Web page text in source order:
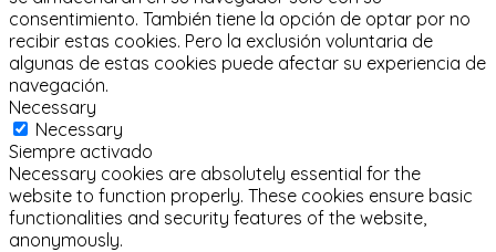
consentimiento. También tiene la opción de optar por no
recibir estas cookies. Pero la exclusión voluntaria de
algunas de estas cookies puede afectar su experiencia de
navegación.
Necessary
Necessary
Siempre activado
Necessary cookies are absolutely essential for the
website to function properly. These cookies ensure basic
functionalities and security features of the website,
anonymously.